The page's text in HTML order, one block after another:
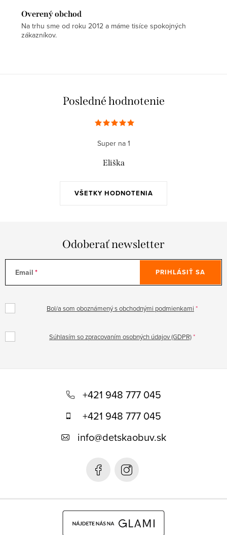
Overený obchod
Na trhu sme od roku 2012 a máme tisíce spokojných
zákazníkov.
Posledné hodnotenie
VŠETKY HODNOTENIA
Super na 1
Eliška
Odoberať newsletter
Email
Bol/a som oboznámený s obchodnými podmienkami
Súhlasím so zpracovaním osobných údajov (GDPR)
PRIHLÁSIŤ SA
+421 948 777 045
+421 948 777 045
info@detskaobuv.sk